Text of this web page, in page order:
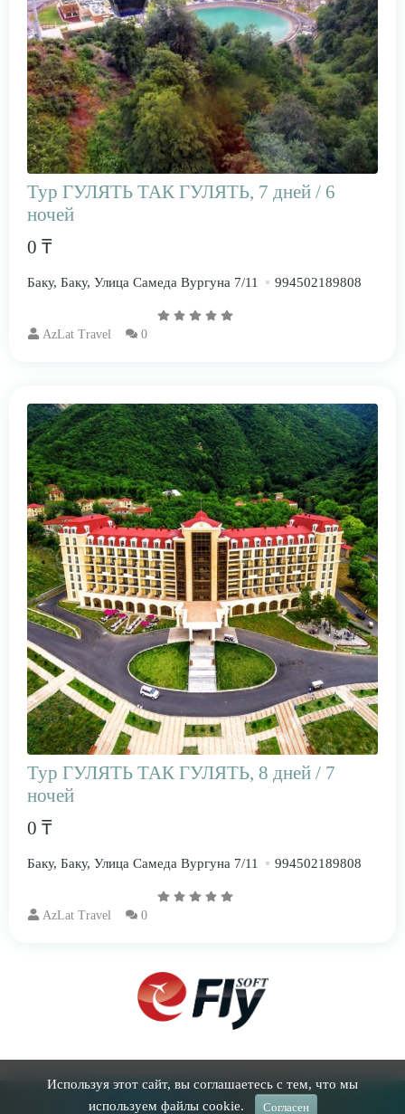
Тур ГУЛЯТЬ ТАК ГУЛЯТЬ, 7 дней / 6
ночей
0 ₸
Баку, Баку, Улица Самеда Вургуна 7/11 994502189808
AzLat Travel 0
Тур ГУЛЯТЬ ТАК ГУЛЯТЬ, 8 дней / 7
ночей
0 ₸
Баку, Баку, Улица Самеда Вургуна 7/11 994502189808
AzLat Travel 0
Забронировать гостиницу |Правила | Договор оферты
Используя этот сайт, вы соглашаетесь с тем, что мы
используем файлы cookie.
Согласен